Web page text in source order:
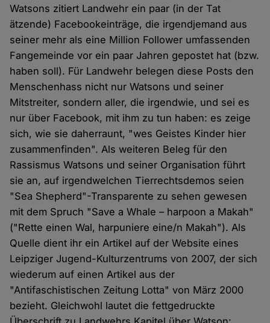
Watsons zitiert Landwehr ein paar (in der Tat
ätzende) Facebookeinträge, die irgendjemand aus
seiner mehr als eine Million Follower umfassenden
Fangemeinde vor ein paar Jahren gepostet hat (bzw.
haben soll). Für Landwehr belegen diese Posts den
Menschenhass nicht nur Watsons und seiner
Mitstreiter, sondern aller, die irgendwie, und sei es
nur über Facebook, mit ihm zu tun haben: es zeige
sich, wie sie daherraunt, "wes Geistes Kinder hier
zusammenfinden". Als weiteren Beleg für den
Rassismus Watsons und seiner Organisation führt
sie an, auf irgendwelchen Tierrechtsdemos seien
"Sea Shepherd"-Transparente zu sehen gewesen
mit dem Spruch "Save a Whale – harpoon a Makah"
("Rette einen Wal, harpuniere eine/n Makah"). Als
Quelle dient ihr ein Artikel auf der Website eines
Leipziger Jugend-Kulturzentrums von 2007, der sich
wiederum auf einen Artikel aus der
"Antifaschistischen Zeitung Lotta" von März 2000
bezieht. Gleichwohl lautet die fettgedruckte